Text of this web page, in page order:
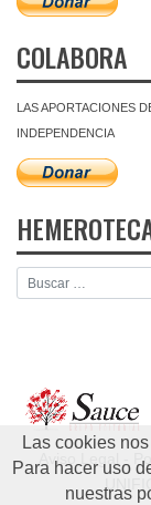
COLABORA
LAS APORTACIONES
INDEPENDENCIA
Aviso Legal
Las cookies
Para hacer uso
nuestras